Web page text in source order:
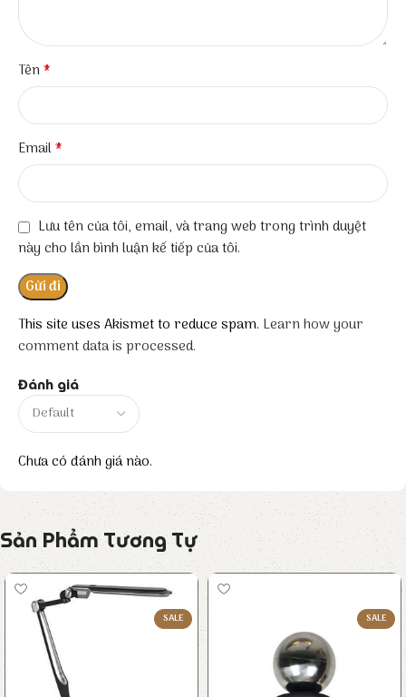
Đánh giá
Chưa có đánh giá nào.
Tên*
Email*
Lưu tên của tôi, email, và trang web trong trình duyệt
này cho lần bình luận kế tiếp của tôi.
This site uses Akismet to reduce spam. Learn how your
comment data is processed.
Sản Phẩm Tương Tự
SALE SALE